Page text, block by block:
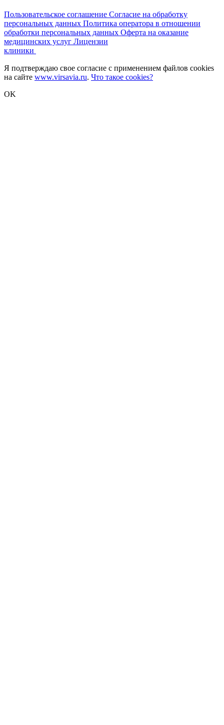
Пользовательское соглашение Согласие на обработку
персональных данных Политика оператора в отношении
обработки персональных данных Оферта на оказание
медицинских услуг Лицензии
клиники
Я подтверждаю свое согласие с применением файлов cookies
на сайте www.virsavia.ru. Что такое cookies?
OK